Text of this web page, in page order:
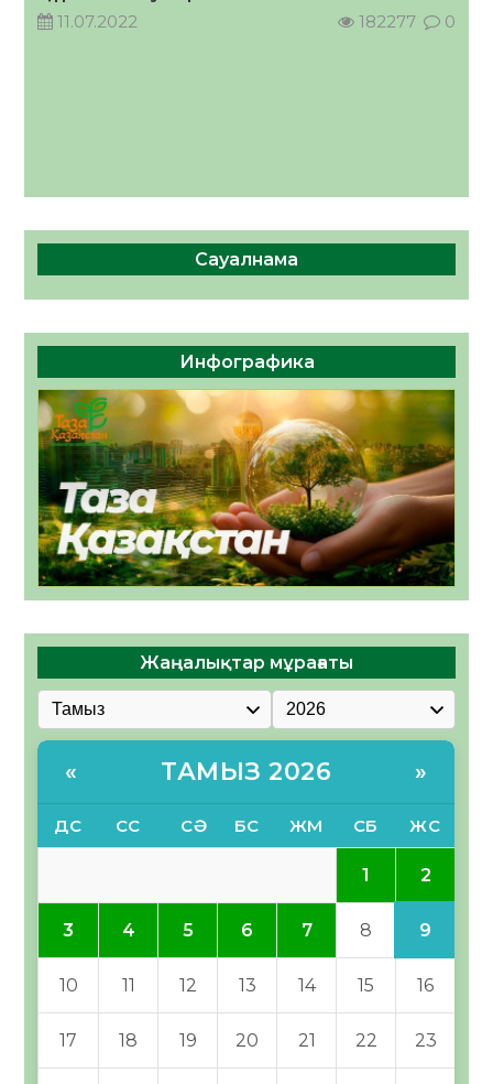
11.07.2022
182277 0
Сауалнама
Инфографика
Жаңалықтар мұрағаты
« ТАМЫЗ 2026 »
ДС СС СӘ БС ЖМ СБ ЖС
1 2
3 4 5 6 7 8 9
10 11 12 13 14 15 16
17 18 19 20 21 22 23